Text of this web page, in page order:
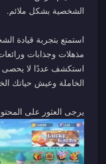
استمتع بتجربة قيادة
مذهلات وجذابات
استكشف عددًا لا يحصى
يرجى العثور على